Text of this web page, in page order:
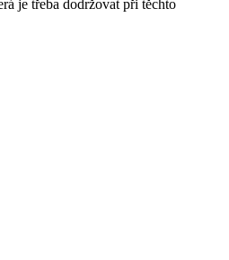
je třeba dodržovat při těchto